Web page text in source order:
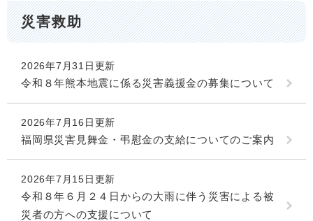
災害救助
2026年7月31日更新
令和８年熊本地震に係る災害義援金の募集について
2026年7月16日更新
福岡県災害見舞金・弔慰金の支給についてのご案内
2026年7月15日更新
令和８年６月２４日からの大雨に伴う災害による被
災者の方への支援について